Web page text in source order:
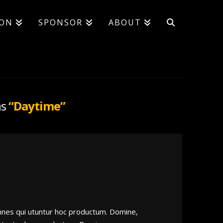
SPONSOR ABOUT
“Daytime”
qui utuntur hoc productum. Domine,